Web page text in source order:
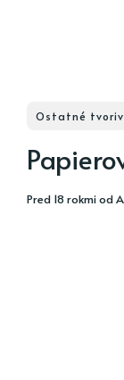
Ostatné
pred 18 rokmiod